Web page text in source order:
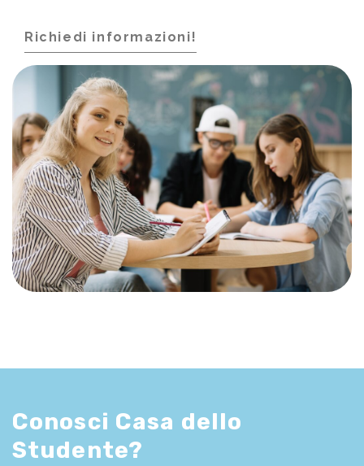
Richiedi informazioni!
Conosci Casa dello
Studente?